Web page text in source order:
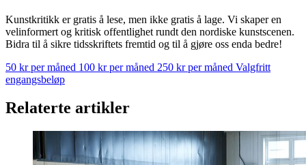
Kunstkritikk er gratis å lese, men ikke gratis å lage. Vi skaper en
velinformert og kritisk offentlighet rundt den nordiske kunstscenen.
Bidra til å sikre tidsskriftets fremtid og til å gjøre oss enda bedre!
50 kr per måned 100 kr per måned 250 kr per måned Valgfritt
engangsbeløp
Relaterte artikler